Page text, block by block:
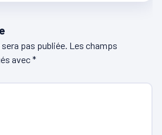
pas publiée. Les champs
avec*